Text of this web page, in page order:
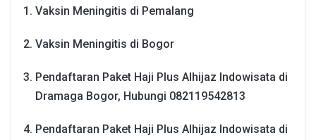
Vaksin Meningitis di Pemalang
Vaksin Meningitis di Bogor
Pendaftaran Paket Haji Plus Alhijaz Indowisata di
Dramaga Bogor, Hubungi 082119542813
Pendaftaran Paket Haji Plus Alhijaz Indowisata di